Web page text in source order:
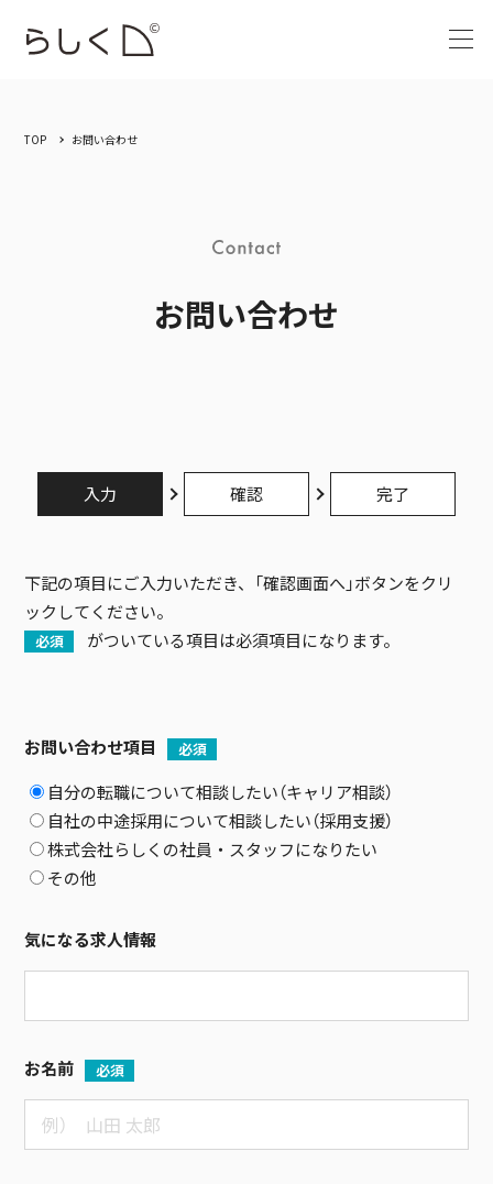
TOP お問い合わせ
お問い合わせ
入力 確認 完了
下記の項目にご入力いただき、「確認画面へ」ボタンをクリ
ックしてください。
必須 がついている項目は必須項目になります。
お問い合わせ項目 必須
自分の転職について相談したい（キャリア相談）
自社の中途採用について相談したい（採用支援）
株式会社らしくの社員・スタッフになりたい
その他
気になる求人情報
お名前 必須